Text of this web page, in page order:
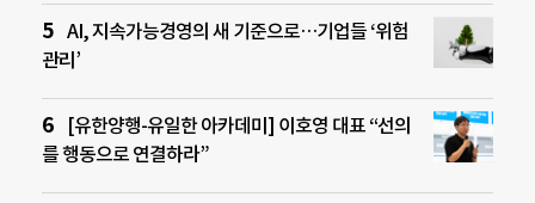
AI, 지속가능경영의 새 기준으로…기업들 ‘위험
관리’
[유한양행-유일한 아카데미] 이호영 대표 “선의
를 행동으로 연결하라”